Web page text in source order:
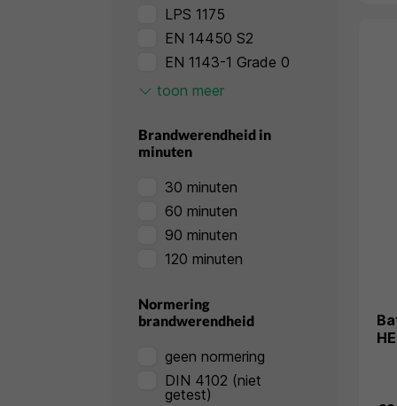
LPS 1175
EN 14450 S2
EN 1143-1 Grade 0
EN 1143-1 Grade I
EN 1143-1 Grade II
EN 1143-2 Grade D-II
EN 1143-1 Grade III
EN 1143-1 Grade IV
EN 1143-1 Grade V
toon meer
Brandwerendheid in
minuten
30 minuten
60 minuten
90 minuten
120 minuten
Normering
brandwerendheid
geen normering
DIN 4102 (niet
getest)